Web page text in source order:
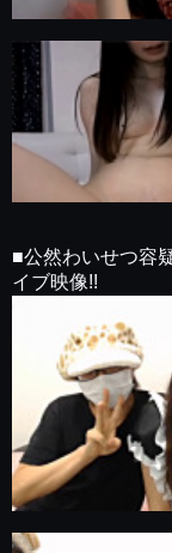
■公然わいせつ容
イブ映像!!